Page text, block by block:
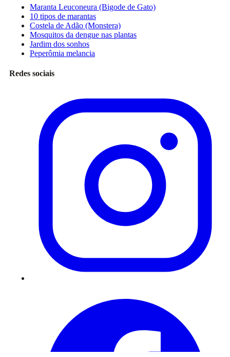
Maranta Leuconeura (Bigode de Gato)
10 tipos de marantas
Costela de Adão (Monstera)
Mosquitos da dengue nas plantas
Jardim dos sonhos
Peperômia melancia
Redes sociais